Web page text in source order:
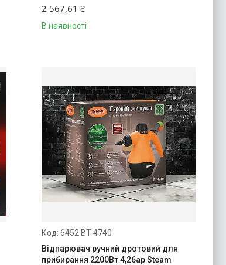
2 567,61 ₴
В наявності
6452 BT 4740
Відпарювач ручний дротовий для
прибирання 2200Вт 4,2бар Steam